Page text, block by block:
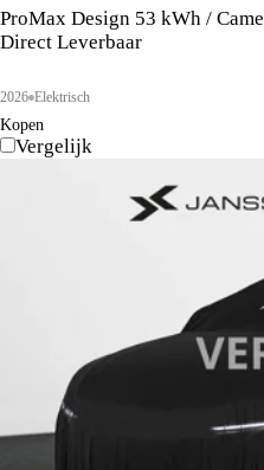
ProMax Design 53 kWh /
Direct Leverbaar
2026 Elektrisch
Kopen
Vergelijk